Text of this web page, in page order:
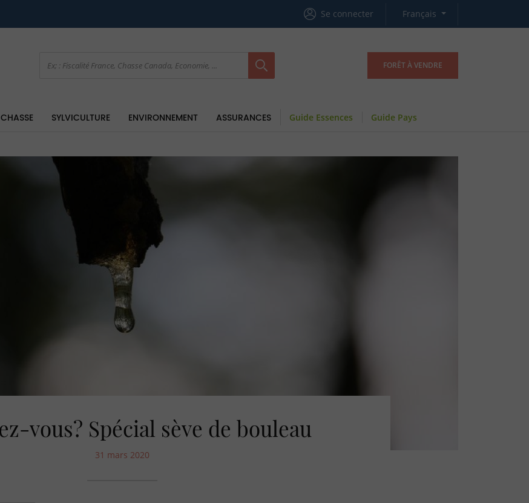
Se connecter Français
FORÊT À VENDRE
CHASSE SYLVICULTURE ENVIRONNEMENT ASSURANCES Guide Essences Guide Pays
vous? Spécial sève de bouleau
31 mars 2020